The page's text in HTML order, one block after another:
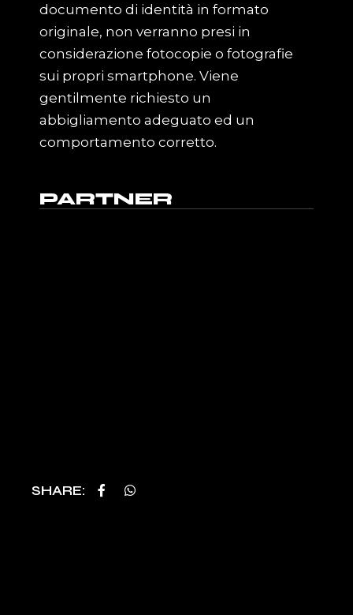
documento di identità in formato
originale, non verranno presi in
considerazione fotocopie o fotografie
sui propri smartphone. Viene
gentilmente richiesto un
abbigliamento adeguato ed un
comportamento corretto.
PARTNER
SHARE